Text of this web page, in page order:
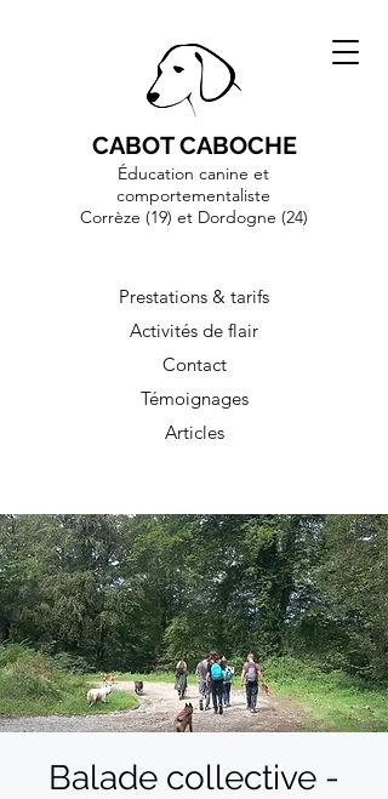
CABOT CABOCHE
Éducation canine et
comportementaliste
Corrèze (19) et Dordogne (24)
Prestations & tarifs
Activités de flair
Contact
Témoignages
Articles
Balade collective -